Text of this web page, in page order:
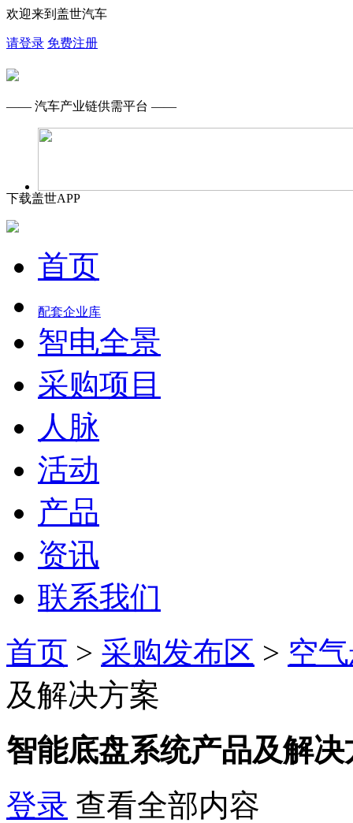
欢迎来到盖世汽车
请登录 免费注册
—— 汽车产业链供需平台 ——
下载盖世APP
首页
配套企业库
智电全景
采购项目
人脉
活动
产品
资讯
联系我们
首页 > 采购发布区 > 空
及解决方案
智能底盘系统产品及解决
登录 查看全部内容